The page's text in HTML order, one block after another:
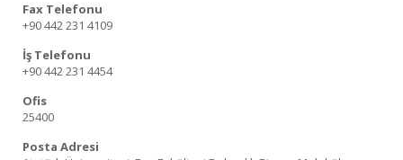
Fax Telefonu
+90 442 231 4109
İş Telefonu
+90 442 231 4454
Ofis
25400
Posta Adresi